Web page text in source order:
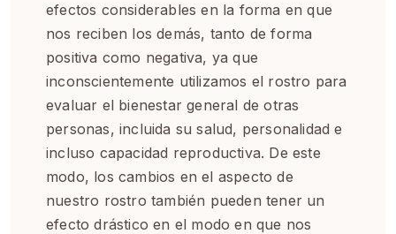
efectos considerables en la forma en que
nos reciben los demás, tanto de forma
positiva como negativa, ya que
inconscientemente utilizamos el rostro para
evaluar el bienestar general de otras
personas, incluida su salud, personalidad e
incluso capacidad reproductiva. De este
modo, los cambios en el aspecto de
nuestro rostro también pueden tener un
efecto drástico en el modo en que nos